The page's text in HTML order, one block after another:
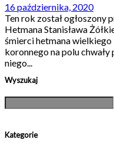
16 października, 2020
Ten rok został ogłoszony
Hetmana Stanisława
śmierci hetmana
koronnego na polu
niego...
Wyszukaj
Kategorie